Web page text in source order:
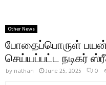
Other News
போதைப்பொருள்
செய்யப்பட்ட நடிகர்
by nathan June 25, 2025 0